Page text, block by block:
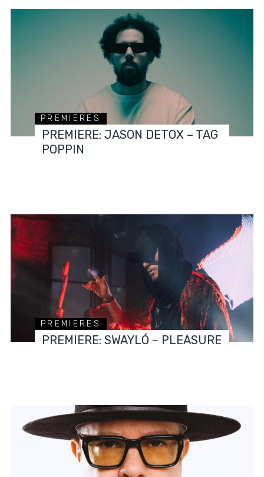
PREMIERES
PREMIERE: JASON DETOX – TAG
POPPIN
PREMIERES
PREMIERE: SWAYLÓ – PLEASURE